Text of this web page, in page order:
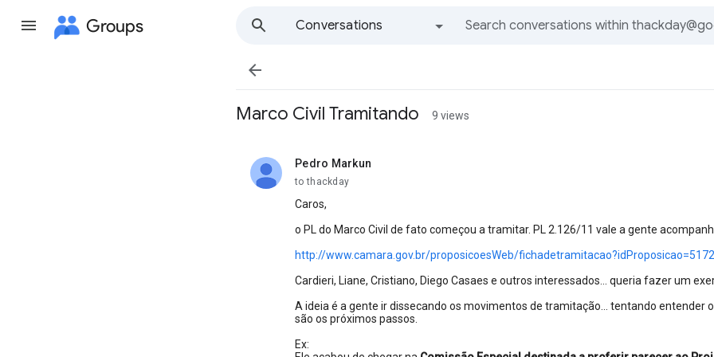
Groups
Conversations

Marco Civil Tramitando 9 views
Pedro Markun
unread,
to thackday
Caros,
o PL do Marco Civil de fato começou a tramitar. PL 2.126/11 vale a gente
http://www.camara.gov.br/proposicoesWeb/
Cardieri, Liane, Cristiano, Diego Casaes e outros interessados... queria fazer um
A ideia é a gente ir dissecando os movimentos de tramitação... tentando
são os próximos passos.
Ex: